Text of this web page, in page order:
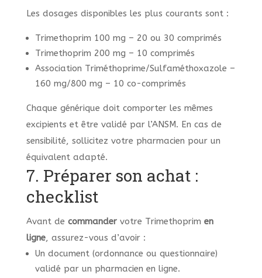
Les dosages disponibles les plus courants sont :
Trimethoprim 100 mg – 20 ou 30 comprimés
Trimethoprim 200 mg – 10 comprimés
Association Triméthoprime/Sulfaméthoxazole –
160 mg/800 mg – 10 co-comprimés
Chaque générique doit comporter les mêmes
excipients et être validé par l’ANSM. En cas de
sensibilité, sollicitez votre pharmacien pour un
équivalent adapté.
7. Préparer son achat :
checklist
Avant de commandervotre Trimethoprim en
ligne, assurez-vous d’avoir :
Un document (ordonnance ou questionnaire)
validé par un pharmacien en ligne.